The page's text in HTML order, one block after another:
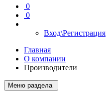
0
0
Вход\Регистрация
Главная
О компании
Производители
Меню раздела